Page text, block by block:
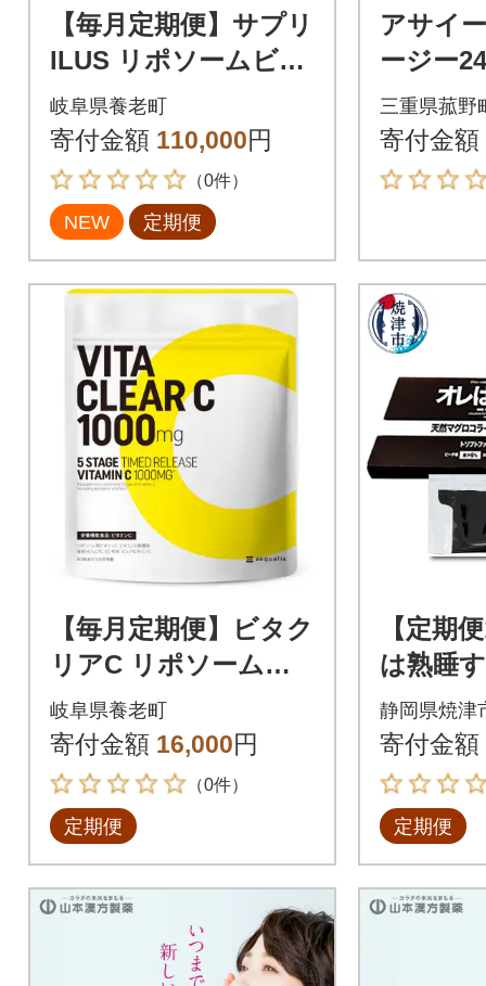
【毎月定期便】サプリ
ILUS リポソームビタ
ミンC配合ビタミンC
1000mg180日540粒全
4回
岐阜県養老町
寄付金額 110,000円
（0件）
NEW 定期便
アサイ
ージー
ット
三重県菰野
寄付金額
【毎月定期便】ビタク
リアC リポソームビ
タミンC配合 ビタミ
ンC1,000mg 30日分全
4回
岐阜県養老町
寄付金額 16,000円
（0件）
定期便
【定期
は熟睡
(b260-
静岡県焼津
寄付金額
定期便